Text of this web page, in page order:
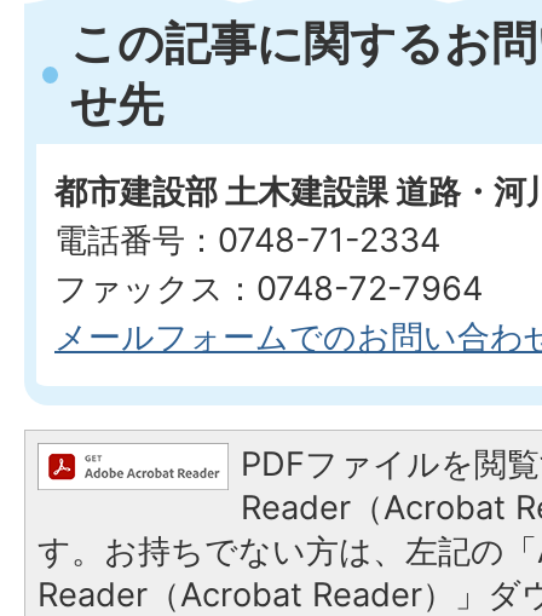
この記事に関するお
せ先
都市建設部 土木建設課 道路・河
電話番号：0748-71-2334
ファックス：0748-72-7964
メールフォームでのお問い合わ
PDFファイルを閲
Reader（Acrobat
す。お持ちでない方は、左記の
Reader（Acrobat Reader）」ダ